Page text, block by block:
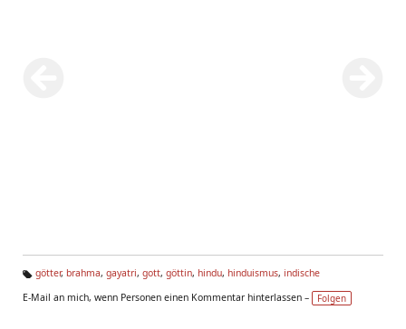
g
götter, brahma, gayatri, gott, göttin, hindu, hinduismus, indische
E-Mail an mich, wenn Personen einen Kommentar hinterlassen –
Folgen